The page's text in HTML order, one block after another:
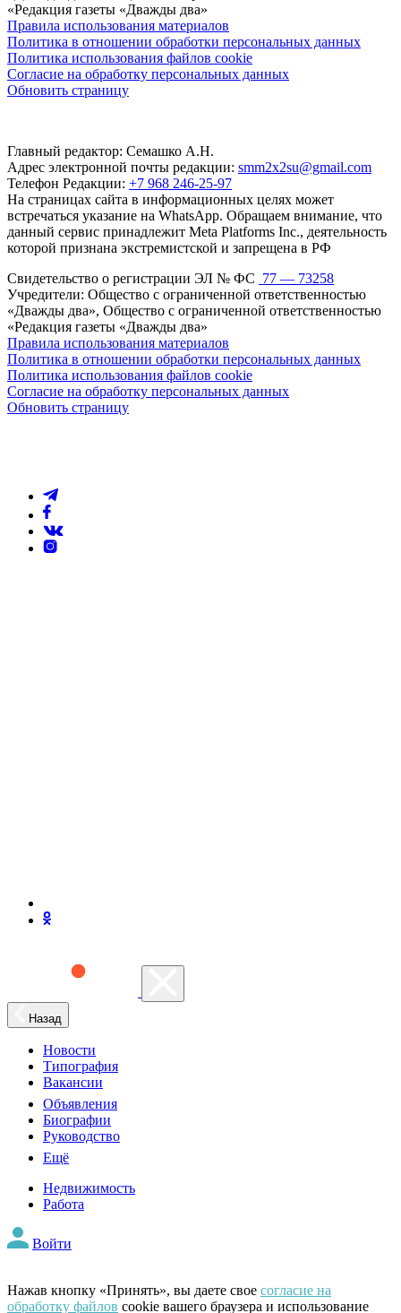
«Редакция газеты «Дважды два»
Правила использования материалов
Политика в отношении обработки персональных данных
Политика использования файлов cookie
Согласие на обработку персональных данных
Обновить страницу
Главный редактор: Семашко А.Н.
Адрес электронной почты редакции: smm2x2su@gmail.com
Телефон Редакции: +7 968 246-25-97
На страницах сайта в информационных целях может
встречаться указание на WhatsApp. Обращаем внимание, что
данный сервис принадлежит Meta Platforms Inc., деятельность
которой признана экстремистской и запрещена в РФ
Свидетельство о регистрации ЭЛ № ФС 77 — 73258
Учредители: Общество с ограниченной ответственностью
«Дважды два», Общество с ограниченной ответственностью
«Редакция газеты «Дважды два»
Правила использования материалов
Политика в отношении обработки персональных данных
Политика использования файлов cookie
Согласие на обработку персональных данных
Обновить страницу
Назад
Новости
Типография
Вакансии
Объявления
Биографии
Руководство
Ещё
Недвижимость
Работа
Войти
Нажав кнопку «Принять», вы даете свое согласие на
обработку файлов cookie вашего браузера и использование